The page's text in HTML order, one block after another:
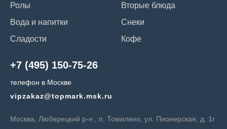
Ролы
Вода и напитки
Сладости
Вторые блюда
Снеки
Кофе
+7 (495) 150-75-26
телефон в Москве
vipzakaz@topmark.msk.ru
Москва, Люберецкий р-н., п. Томилино, ул. Пионерская, д. 1г